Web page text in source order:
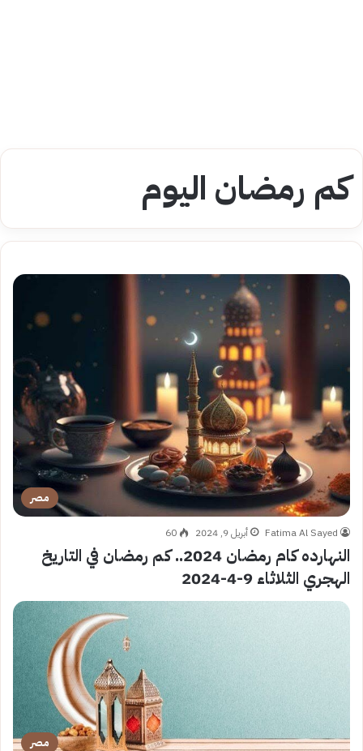
كم رمضان اليوم
مصر
Fatima Al Sayed أبريل 9, 2024 60
النهارده كام رمضان 2024.. كم رمضان في التاريخ
الهجري الثلاثاء 9-4-2024
مصر